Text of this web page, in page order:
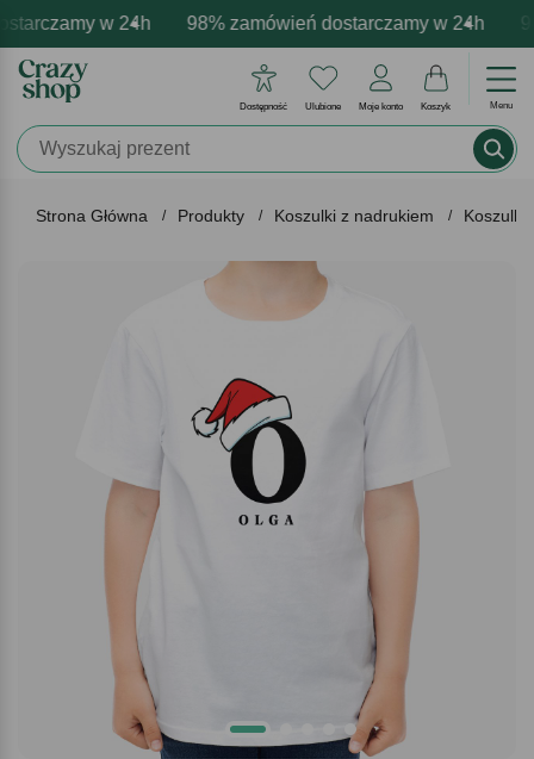
w 24h 98% zamówień dostarczamy w 24h
personalizacja produktów Profesjonalna i darmowa
emocje - zawsze udane prezenty Prezentujemy
Dostępność Ulubione Moje konto Koszyk Menu
Strona Główna Produkty Koszulki z nadrukiem Koszulki